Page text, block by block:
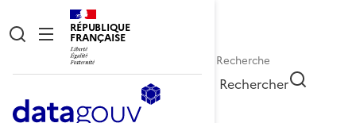
RÉPUBLIQUE
FRANÇAISE
Rechercher